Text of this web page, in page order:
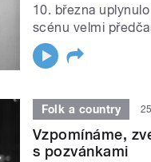
10. března
scénu velmi
Folk a country
Vzpomínáme,
s pozvánkami